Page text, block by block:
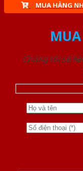
MUA HÀNG
Chúng tôi sẽ